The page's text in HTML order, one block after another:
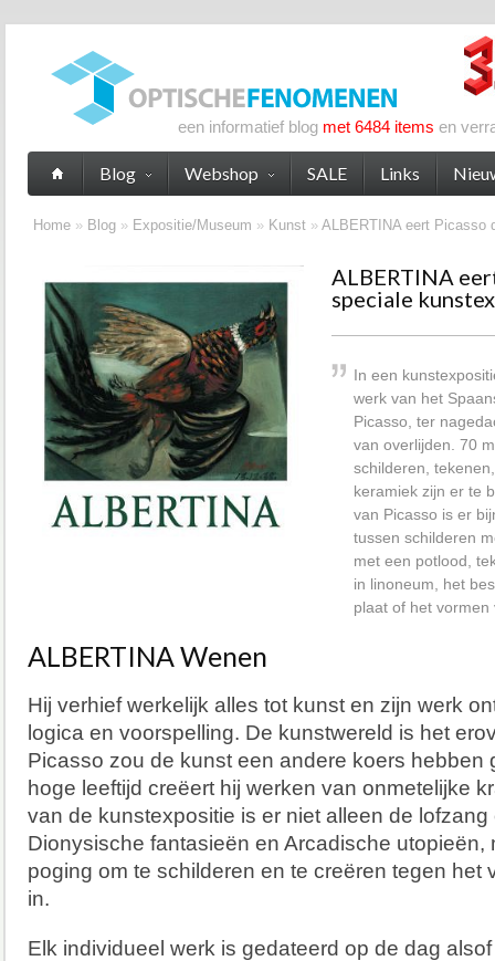
een informatief blog met 6484 items en
Home » Blog » Expositie/Museum » Kunst » ALBERTINA eert Picasso
ALBERTINA
speciale
In een
werk van het
Picasso, ter
van overlijden. 70
schilderen,
keramiek zijn er te
van Picasso is er
tussen schilderen
met een potlood,
in linoneum, het
plaat of het vormen
ALBERTINA Wenen
Hij verhief werkelijk alles tot kunst en zijn werk
logica en voorspelling. De kunstwereld is het
Picasso zou de kunst een andere koers hebben
hoge leeftijd creëert hij werken van onmetelijke
van de kunstexpositie is er niet alleen de
Dionysische fantasieën en Arcadische utopieën,
poging om te schilderen en te creëren tegen het
in.
Elk individueel werk is gedateerd op de dag
Blog Webshop SALE Links